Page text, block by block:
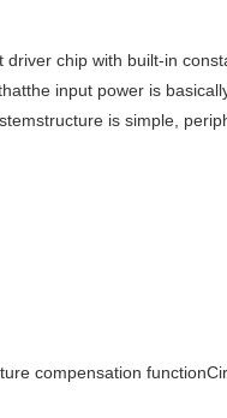
chip with built-in
input power is
is simple,
compensation